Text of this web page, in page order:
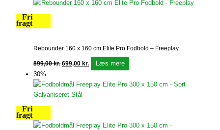
Fri
fragt
Rebounder 160 x 160 cm Elite Pro Fodbold – Freeplay
899,00kr. 699,00 kr.
Læs mere
30%
Fri
fragt